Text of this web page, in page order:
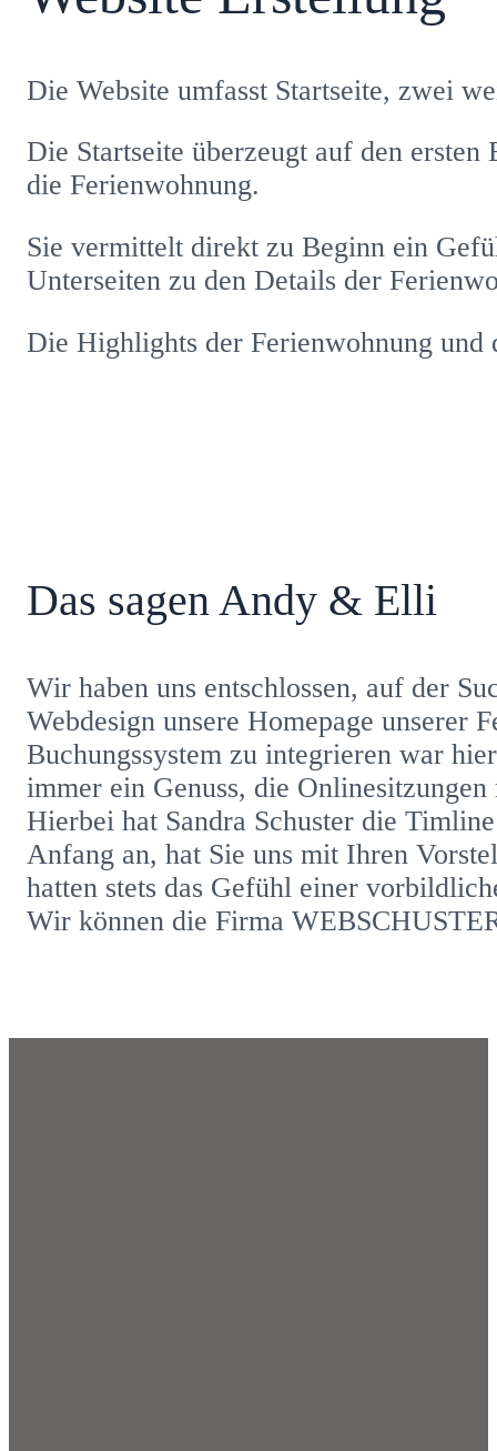
Die Website umfasst Startseite, zwei
Die Startseite überzeugt auf den
die Ferienwohnung.
Sie vermittelt direkt zu Beginn ein
Unterseiten zu den Details der
Die Highlights der Ferienwohnung und
Das sagen Andy & Elli
Wir haben uns entschlossen, auf der
Webdesign unsere Homepage unserer
Buchungssystem zu integrieren war
immer ein Genuss, die
Hierbei hat Sandra Schuster die
Anfang an, hat Sie uns mit Ihren
hatten stets das Gefühl einer
Wir können die Firma